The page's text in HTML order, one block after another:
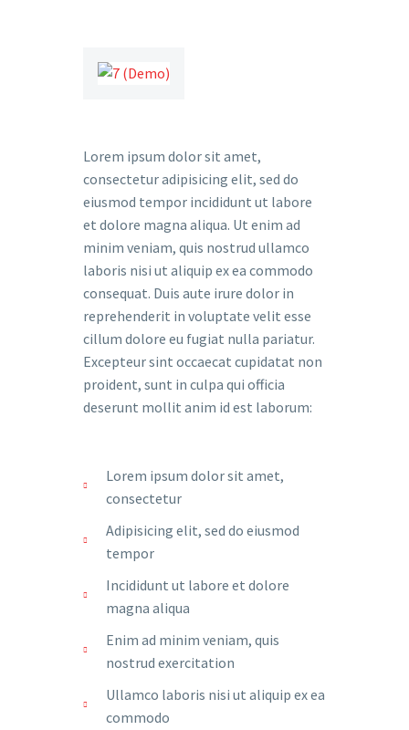
Lorem ipsum dolor sit amet,
consectetur adipisicing elit, sed do
eiusmod tempor incididunt ut labore
et dolore magna aliqua. Ut enim ad
minim veniam, quis nostrud ullamco
laboris nisi ut aliquip ex ea commodo
consequat. Duis aute irure dolor in
reprehenderit in voluptate velit esse
cillum dolore eu fugiat nulla pariatur.
Excepteur sint occaecat cupidatat non
proident, sunt in culpa qui officia
deserunt mollit anim id est laborum:
Lorem ipsum dolor sit amet,
consectetur
Adipisicing elit, sed do eiusmod
tempor
Incididunt ut labore et dolore
magna aliqua
Enim ad minim veniam, quis
nostrud exercitation
Ullamco laboris nisi ut aliquip ex ea
commodo